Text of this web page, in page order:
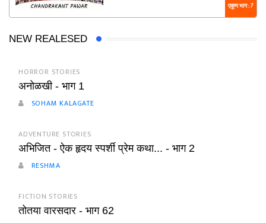
एकूण भाग : 7
NEW REALESED
HORROR STORIES
अनोळखी - भाग 1
SOHAM KALAGATE
ADVENTURE STORIES
अभिजित - ऐक हृदय स्पर्शी प्रेम कथा... - भाग 2
RESHMA
FICTION STORIES
तोतया वारसदार - भाग 62